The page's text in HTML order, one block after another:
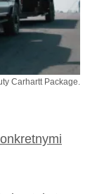
Carhartt Package.